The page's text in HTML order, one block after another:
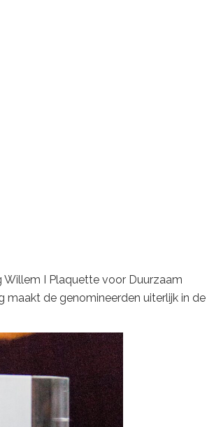
I Plaquette voor Duurzaam
maakt de genomineerden uiterlijk in de